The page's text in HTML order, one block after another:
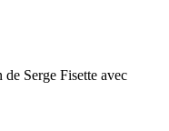
de Serge Fisette avec